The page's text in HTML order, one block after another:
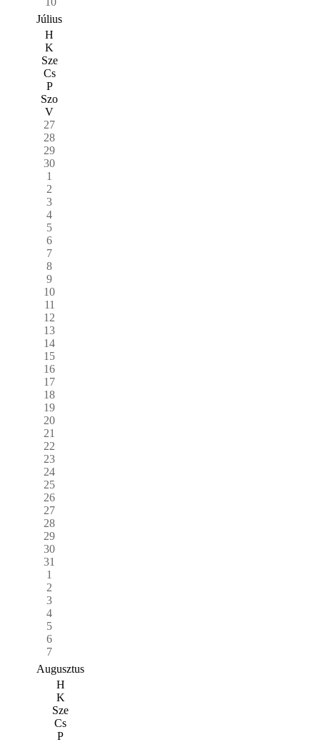
Július
H
K
Sze
Cs
P
Szo
V
27
28
29
30
1
2
3
4
5
6
7
8
9
10
11
12
13
14
15
16
17
18
19
20
21
22
23
24
25
26
27
28
29
30
31
1
2
3
4
5
6
7
Augusztus
H
K
Sze
Cs
P